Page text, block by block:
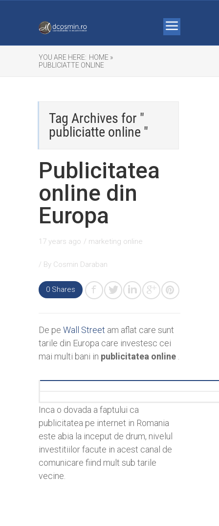
YOU ARE HERE: HOME »
PUBLICIATTE ONLINE
Tag Archives for "
publiciatte online "
Publicitatea
online din
Europa
17 years ago / marketing online
/ By Cosmin Daraban
0 Shares
De pe Wall Street am aflat care sunt
tarile din Europa care investesc cei
mai multi bani in publicitatea online
Inca o dovada a faptului ca
publicitatea pe internet in Romania
este abia la inceput de drum, nivelul
investitiilor facute in acest canal de
comunicare fiind mult sub tarile
vecine.